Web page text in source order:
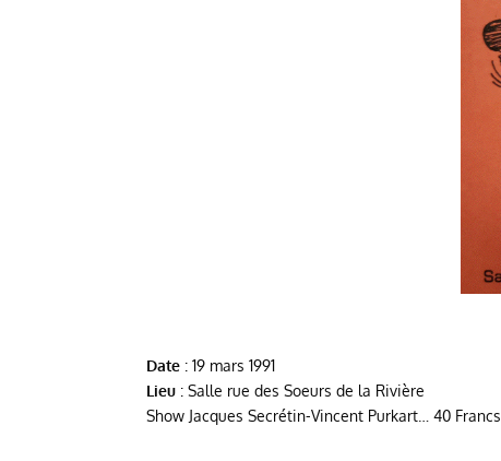
Date : 19 mars 1991
Lieu : Salle rue des Soeurs de la Rivière
Show Jacques Secrétin-Vincent Purkart… 40 Francs